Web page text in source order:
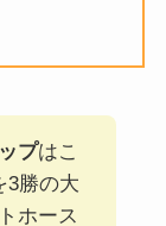
プはこ
3勝の大
ホース